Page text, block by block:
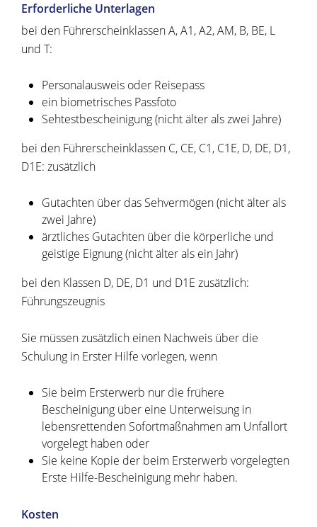
Erforderliche Unterlagen
bei den Führerscheinklassen A, A1, A2, AM, B, BE, L
und T:
Personalausweis oder Reisepass
ein biometrisches Passfoto
Sehtestbescheinigung (nicht älter als zwei Jahre)
bei den Führerscheinklassen C, CE, C1, C1E, D, DE, D1,
D1E: zusätzlich
Gutachten über das Sehvermögen (nicht älter als
zwei Jahre)
ärztliches Gutachten über die körperliche und
geistige Eignung (nicht älter als ein Jahr)
bei den Klassen D, DE, D1 und D1E zusätzlich:
Führungszeugnis
Sie müssen zusätzlich einen Nachweis über die
Schulung in Erster Hilfe vorlegen, wenn
Sie beim Ersterwerb nur die frühere
Bescheinigung über eine Unterweisung in
lebensrettenden Sofortmaßnahmen am Unfallort
vorgelegt haben oder
Sie keine Kopie der beim Ersterwerb vorgelegten
Erste Hilfe-Bescheinigung mehr haben.
Kosten